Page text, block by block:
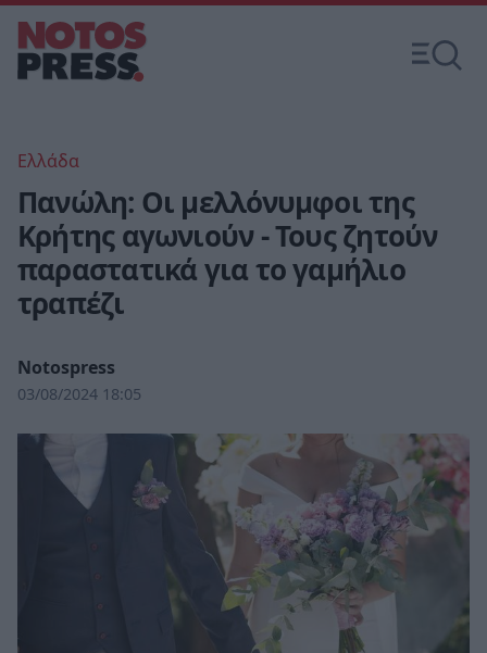
Ελλάδα
Πανώλη: Οι μελλόνυμφοι της
Κρήτης αγωνιούν - Τους ζητούν
παραστατικά για το γαμήλιο
τραπέζι
Notospress
03/08/2024 18:05